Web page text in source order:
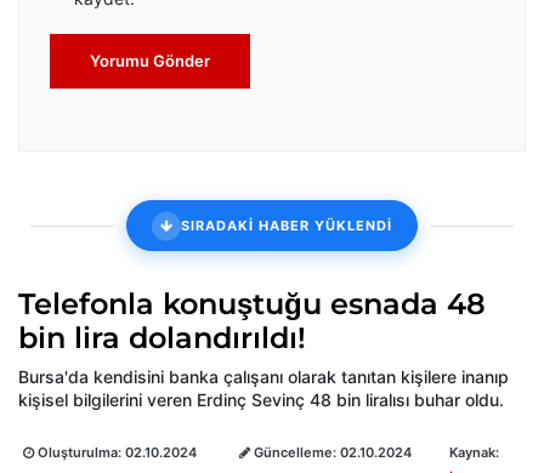
Yorumu Gönder
SIRADAKİ HABER YÜKLENDİ
Telefonla konuştuğu esnada 48
bin lira dolandırıldı!
Bursa'da kendisini banka çalışanı olarak tanıtan kişilere inanıp
kişisel bilgilerini veren Erdinç Sevinç 48 bin liralısı buhar oldu.
Oluşturulma: 02.10.2024
Güncelleme:02.10.2024
Kaynak: